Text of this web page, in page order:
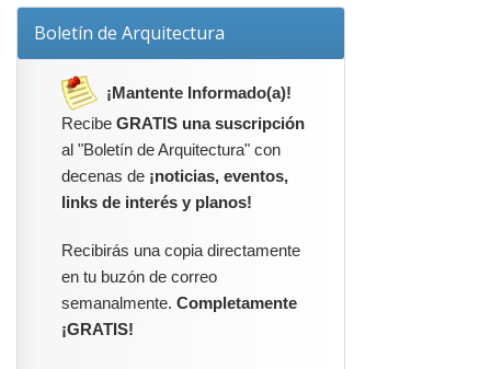
Boletín de Arquitectura
¡Mantente Informado(a)!
Recibe GRATIS una suscripción
al "Boletín de Arquitectura" con
decenas de ¡noticias, eventos,
links de interés y planos!
Recibirás una copia directamente
en tu buzón de correo
semanalmente. Completamente
¡GRATIS!